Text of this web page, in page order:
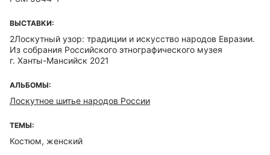
ВЫСТАВКИ:
2Лоскутный узор: традиции и искусство народов Евразии.
Из собрания Российского этнографического музея
г. Ханты-Мансийск 2021
АЛЬБОМЫ:
Лоскутное шитье народов России
ТЕМЫ:
Костюм, женский